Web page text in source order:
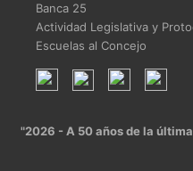
Banca 25
Actividad Legislativa y
Escuelas al Concejo
"2026 - A 50 años de la